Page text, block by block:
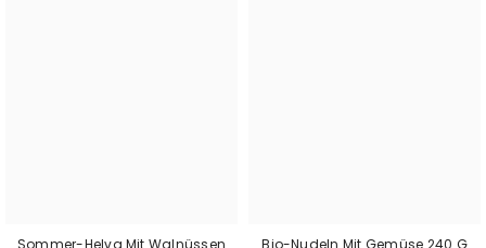
Sommer-Helva Mit Walnüssen
Bio-Nudeln Mit Gemüse 240 G